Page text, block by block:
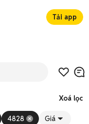
Tải app
Xoá lọc
4828 Giá